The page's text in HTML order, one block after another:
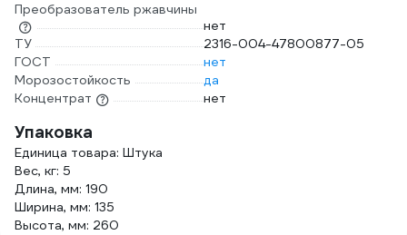
Преобразователь ржавчины
нет
ТУ
2316-004-47800877-05
ГОСТ
нет
Морозостойкость
да
Концентрат
нет
Упаковка
Единица товара: Штука
Вес, кг: 5
Длина, мм: 190
Ширина, мм: 135
Высота, мм: 260